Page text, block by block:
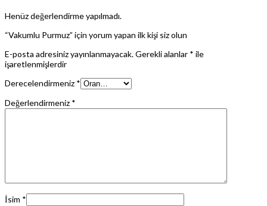
Henüz değerlendirme yapılmadı.
“Vakumlu Purmuz” için yorum yapan ilk kişi siz olun
E-posta adresiniz yayınlanmayacak.Gerekli alanlar * ile
işaretlenmişlerdir
Derecelendirmeniz *
Değerlendirmeniz *
İsim *